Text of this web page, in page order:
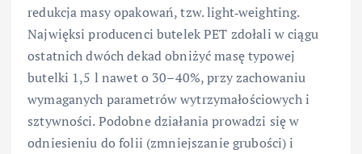
redukcja masy opakowań, tzw. light‑weighting.
Najwięksi producenci butelek PET zdołali w ciągu
ostatnich dwóch dekad obniżyć masę typowej
butelki 1,5 l nawet o 30–40%, przy zachowaniu
wymaganych parametrów wytrzymałościowych i
sztywności. Podobne działania prowadzi się w
odniesieniu do folii (zmniejszanie grubości) i